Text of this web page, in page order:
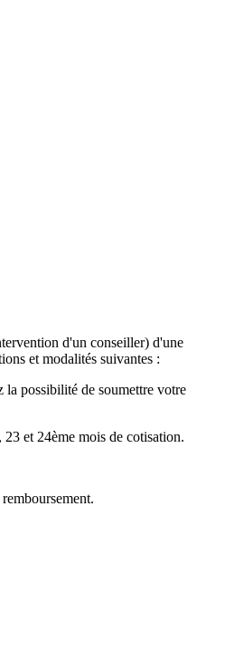
d'un conseiller) d'une
et modalités suivantes :
la possibilité de soumettre votre
et 24ème mois de cotisation.